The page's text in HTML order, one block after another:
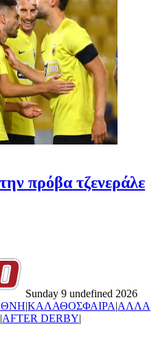
πρόβα τζενεράλε
Sunday 9 undefined 2026
|ΚΑΛΑΘΟΣΦΑΙΡΑ|ΑΛΛΑ
|AFTER DERBY|